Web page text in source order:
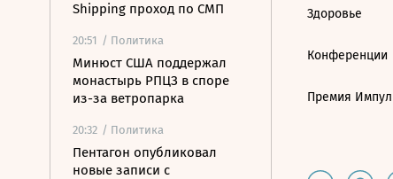
Shipping проход по СМП
20:51 / Политика
Минюст США поддержал
монастырь РПЦЗ в споре
из-за ветропарка
20:32 / Политика
Пентагон опубликовал
новые записи с
Здоровье
Конференции
Премия